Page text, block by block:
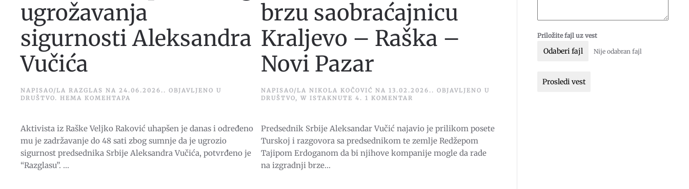
ugrožavanja
sigurnosti Aleksandra
Vučića
NAPISAO/LA RAZGLAS NA 24.06.2026. . OBJAVLJENO U
DRUŠTVO. НЕМА КОМЕНТАРА
UGROŽAVANJA
SIGURNOSTI
ALEKSANDRA
VUČIĆA
Aktivista iz Raške Veljko Raković uhapšen je danas i određeno
mu je zadržavanje do 48 sati zbog sumnje da je ugrozio
sigurnost predsednika Srbije Aleksandra Vučića, potvrđeno je
“Razglasu”. ...
brzu saobraćajnicu
Kraljevo – Raška –
Novi Pazar
NAPISAO/LA NIKOLA KOČOVIĆ NA 13.02.2026. . OBJAVLJENO U
DRUŠTVO, W ISTAKNUTE 4 . 1 KOMENTAR
RADITI
BRZU
SAOBRAĆAJNICU
KRALJEVO
Predsednik Srbije Aleksandar Vučić najavio je prilikom posete
Turskoj i razgovora sa predsednikom te zemlje Redžepom
Tajipom Erdoganom da bi njihove kompanije mogle da rade
na izgradnji brze...
Priložite fajl uz vest
Odaberi fajl Nije odabran fajl
Prosledi vest